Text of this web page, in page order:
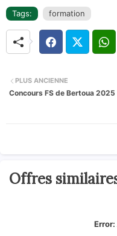
Tags: formation
PLUS ANCIENNE
Concours FS de Bertoua 2025
Offres
Error: